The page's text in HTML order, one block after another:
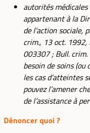
autorités
appartenant à la
de l'action sociale,
crim., 13 oct.
003307 ; Bull.
besoin de soins (ou
les cas d’atteintes
pouvez l’amener
de l’assistance à
Dénoncer quoi ?